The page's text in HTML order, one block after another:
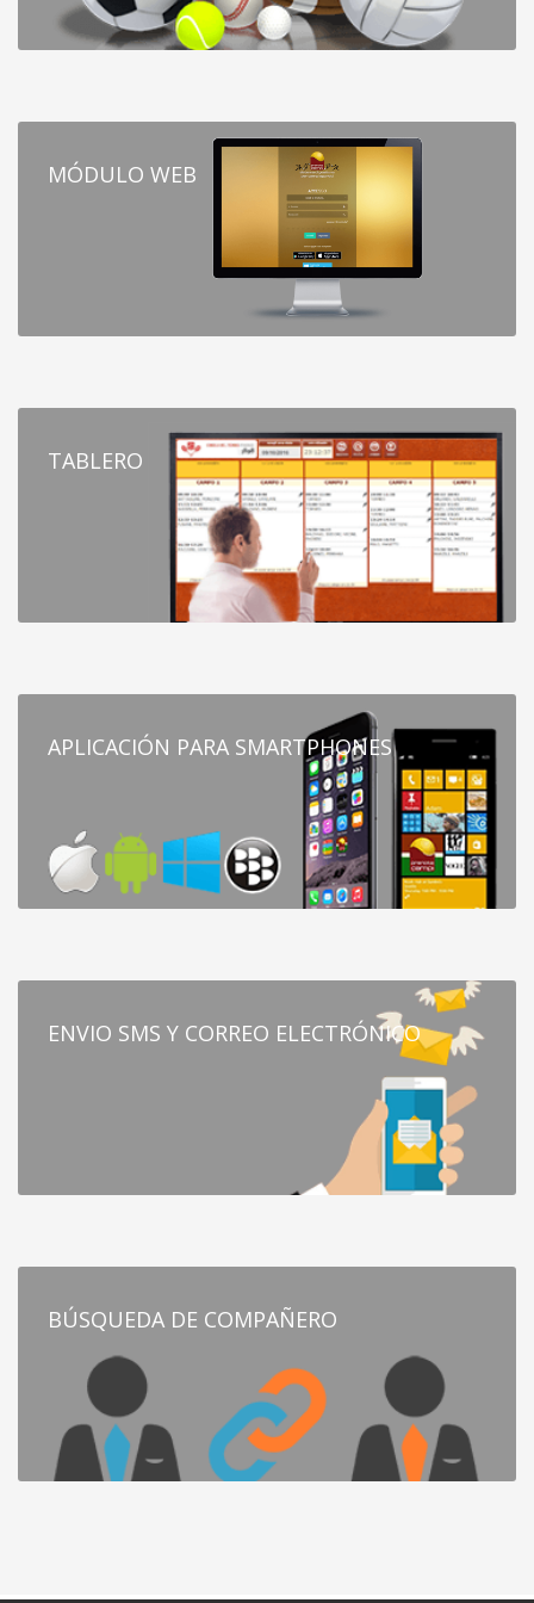
MÓDULO WEB
TABLERO
APLICACIÓN PARA SMARTPHONES
ENVIO SMS Y CORREO ELECTRÓNICO
BÚSQUEDA DE COMPAÑERO